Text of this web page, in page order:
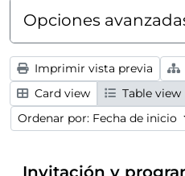
Opciones
Imprimir vista previa
Card view
Table view
Ordenar por: Fecha de inicio